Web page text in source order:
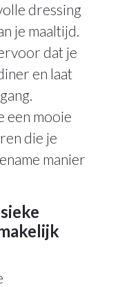
dressing
je maaltijd.
dat je
en laat
een mooie
die je
manier